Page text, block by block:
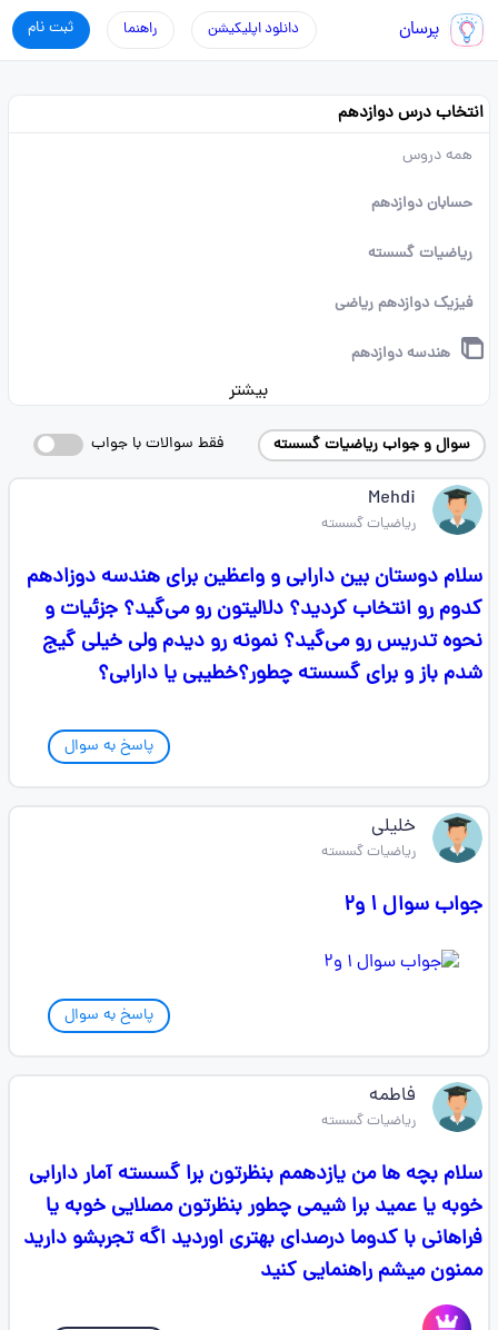
پرسان ثبت نام راهنما دانلود اپلیکیشن
انتخاب درس دوازدهم
همه دروس
حسابان دوازدهم
ریاضیات گسسته
فیزیک دوازدهم ریاضی
هندسه دوازدهم
بیشتر
سوال و جواب ریاضیات گسسته فقط سوالات با جواب
Mehdi
ریاضیات گسسته
سلام دوستان بین دارابی و واعظین برای هندسه دوزادهم
کدوم رو انتخاب کردید؟ دلالیتون رو می‌گید؟ جزئیات و
نحوه تدریس رو می‌گید؟ نمونه رو دیدم ولی خیلی گیج
شدم باز و برای گسسته چطور؟خطیبی یا دارابی؟
پاسخ به سوال
خلیلی
ریاضیات گسسته
جواب سوال ۱ و۲
پاسخ به سوال
فاطمه
ریاضیات گسسته
سلام بچه ها من یازدهمم بنظرتون برا گسسته آمار دارابی
خوبه یا عمید برا شیمی چطور بنظرتون مصلایی خوبه یا
فراهانی با کدوما درصدای بهتری اوردید اگه تجربشو دارید
ممنون میشم راهنمایی کنید